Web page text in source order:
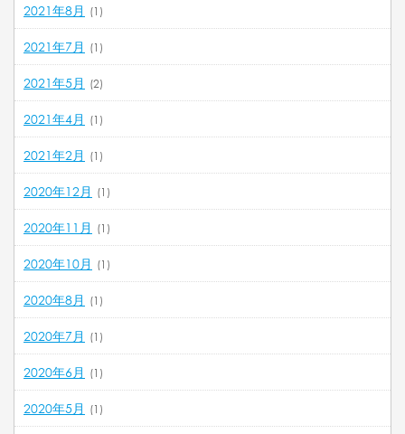
2021年8月 (1)
2021年7月 (1)
2021年5月 (2)
2021年4月 (1)
2021年2月 (1)
2020年12月 (1)
2020年11月 (1)
2020年10月 (1)
2020年8月 (1)
2020年7月 (1)
2020年6月 (1)
2020年5月 (1)